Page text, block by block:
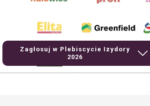
Zagłosuj w Plebiscycie Izydory
2026